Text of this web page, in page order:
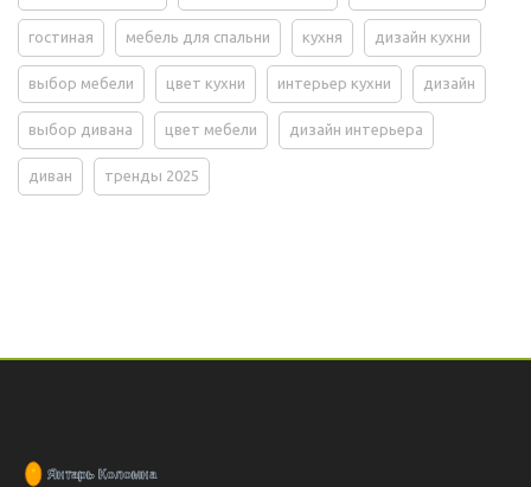
гостиная мебель для спальни кухня дизайн кухни
выбор мебели цвет кухни интерьер кухни дизайн
выбор дивана цвет мебели дизайн интерьера
диван тренды 2025